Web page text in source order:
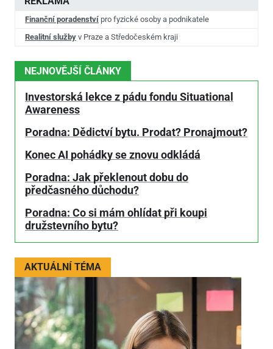
Finanční poradenství pro fyzické osoby a podnikatele
Realitní služby v Praze a Středočeském kraji
NEJNOVĚJŠÍ ČLÁNKY
Investorská lekce z pádu fondu Situational
Awareness
Poradna: Dědictví bytu. Prodat? Pronajmout?
Konec AI pohádky se znovu odkládá
Poradna: Jak překlenout dobu do
předčasného důchodu?
Poradna: Co si mám ohlídat při koupi
družstevního bytu?
AKTUÁLNÍ TÉMA